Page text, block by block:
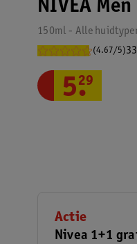
NIVEA
150ml - Alle
(4.67/5)
5.
29
Actie
Nivea 1+1